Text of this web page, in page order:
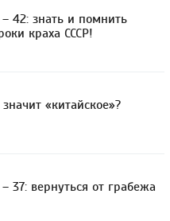
42: знать и помнить
краха СССР!
«китайское»?
37: вернуться от грабежа